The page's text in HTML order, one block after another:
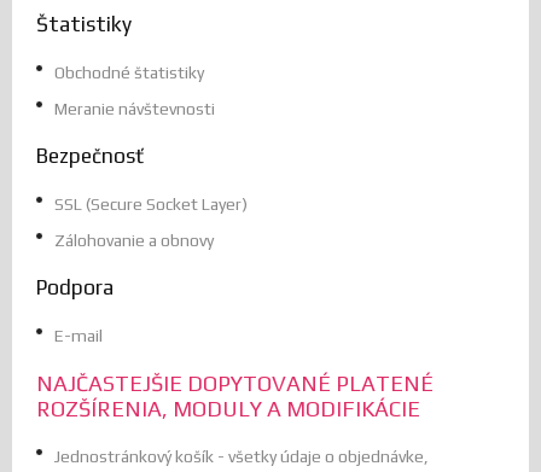
Štatistiky
Obchodné štatistiky
Meranie návštevnosti
Bezpečnosť
SSL (Secure Socket Layer)
Zálohovanie a obnovy
Podpora
E-mail
NAJČASTEJŠIE DOPYTOVANÉ PLATENÉ
ROZŠÍRENIA, MODULY A MODIFIKÁCIE
Jednostránkový košík - všetky údaje o objednávke,